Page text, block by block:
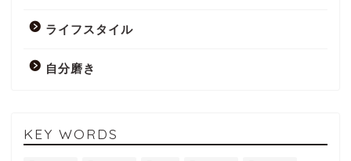
ライフスタイル
自分磨き
KEY WORDS